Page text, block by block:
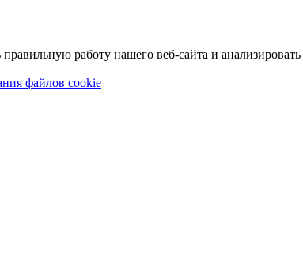
работу нашего веб-сайта и анализировать
файлов cookie